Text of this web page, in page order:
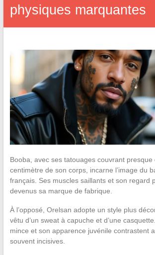
physiques marquantes
Booba, avec ses tatouages couvrant presque
centimètre de son corps, incarne l’image du
français. Ses muscles saillants et son regard
devenus sa marque de fabrique.
À l’opposé, Orelsan adopte un style plus
vêtu d’un sweat à capuche et d’une
mince et son apparence juvénile contrastent
souvent incisives.